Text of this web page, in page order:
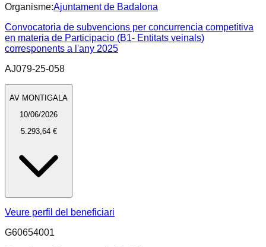
Organisme:Ajuntament de Badalona
Convocatoria de subvencions per concurrencia competitiva
en materia de Participacio (B1- Entitats veinals)
corresponents a l'any 2025
AJ079-25-058
AV MONTIGALA
10/06/2026
5.293,64 €
Veure perfil del beneficiari
G60654001